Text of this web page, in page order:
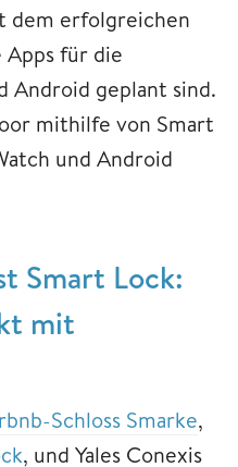
dem erfolgreichen
Apps für die
Android geplant sind.
mithilfe von Smart
und Android
Smart Lock:
mit
Schloss Smarke,
, und Yales Conexis